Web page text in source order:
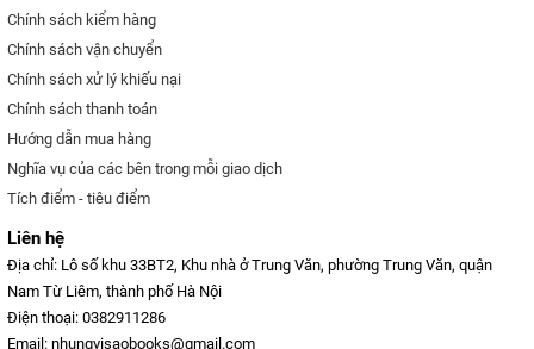
Chính sách kiểm hàng
Chính sách vận chuyển
Chính sách xử lý khiếu nại
Chính sách thanh toán
Hướng dẫn mua hàng
Nghĩa vụ của các bên trong mỗi giao dịch
Tích điểm - tiêu điểm
Liên hệ
Địa chỉ: Lô số khu 33BT2, Khu nhà ở Trung Văn, phường Trung Văn, quận
Nam Từ Liêm, thành phố Hà Nội
Điện thoại: 0382911286
Email: nhungvisaobooks@gmail.com